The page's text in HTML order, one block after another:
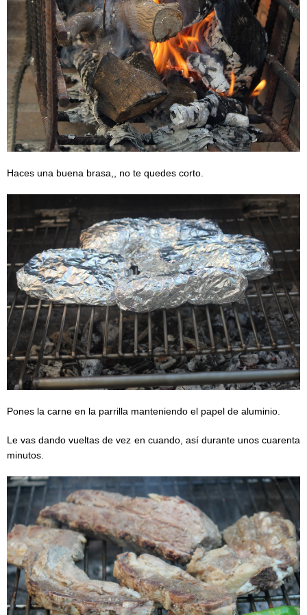
Haces una buena brasa,, no te quedes corto.
Pones la carne en la parrilla manteniendo el papel de aluminio.
Le vas dando vueltas de vez en cuando, así durante unos cuarenta
minutos.